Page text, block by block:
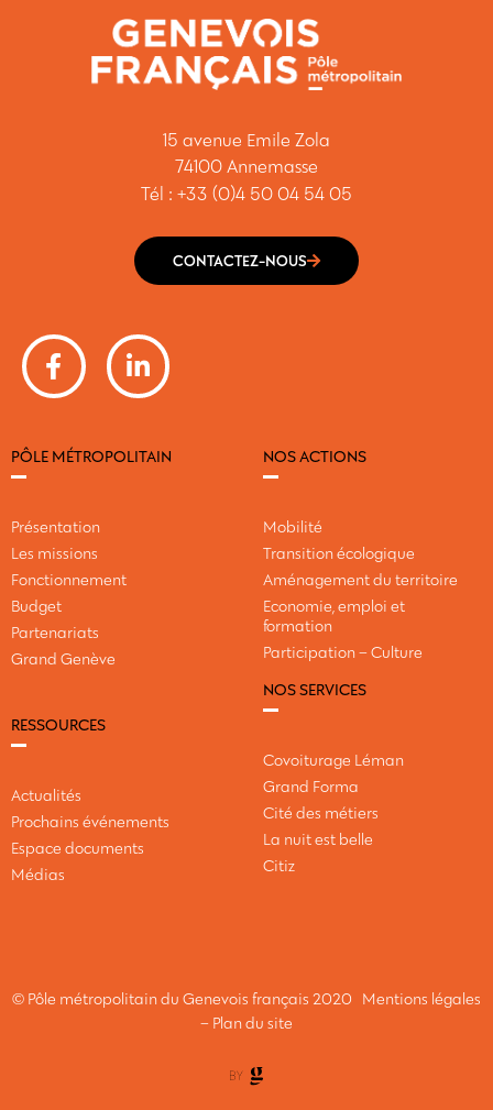
15 avenue Emile Zola
74100 Annemasse
Tél : +33 (0)4 50 04 54 05
CONTACTEZ-NOUS
PÔLE MÉTROPOLITAIN
Présentation
Les missions
Fonctionnement
Budget
Partenariats
Grand Genève
NOS ACTIONS
Mobilité
Transition écologique
Aménagement du territoire
Economie, emploi et
formation
Participation – Culture
RESSOURCES
Actualités
Prochains événements
Espace documents
Médias
NOS SERVICES
Covoiturage Léman
Grand Forma
Cité des métiers
La nuit est belle
Citiz
© Pôle métropolitain du Genevois français 2020 Mentions légales
– Plan du site